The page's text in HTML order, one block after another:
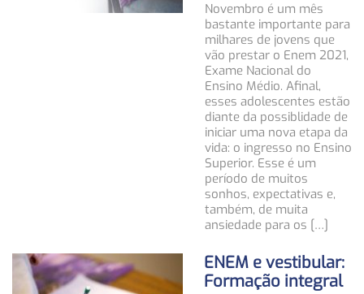
Novembro é um mês
bastante importante para
milhares de jovens que
vão prestar o Enem 2021,
Exame Nacional do
Ensino Médio. Afinal,
esses adolescentes estão
diante da possiblidade de
iniciar uma nova etapa da
vida: o ingresso no Ensino
Superior. Esse é um
período de muitos
sonhos, expectativas e,
também, de muita
ansiedade para os […]
ENEM e vestibular:
Formação integral